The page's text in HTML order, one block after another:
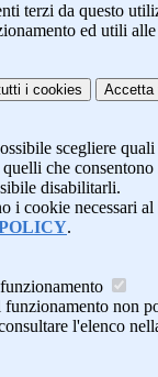
terzi da questo
ed utili
i cookies Accetta
scegliere
che
disabilitarli.
i cookie necessari
.
non
l'elenco